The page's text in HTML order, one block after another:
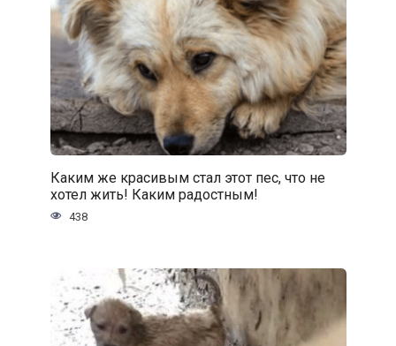
Каким же красивым стал этот пес, что не
хотел жить! Каким радостным!
438